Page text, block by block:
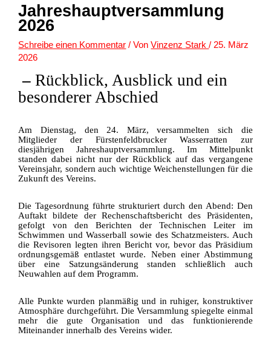
Jahreshauptversammlung
2026
Schreibe einen Kommentar / VonVinzenz Stark/ 25. März
2026
–Rückblick, Ausblick und ein
besonderer Abschied
Am Dienstag, den 24. März, versammelten sich die
Mitglieder der Fürstenfeldbrucker Wasserratten zur
diesjährigen Jahreshauptversammlung. Im Mittelpunkt
standen dabei nicht nur der Rückblick auf das vergangene
Vereinsjahr, sondern auch wichtige Weichenstellungen für die
Zukunft des Vereins.
Die Tagesordnung führte strukturiert durch den Abend: Den
Auftakt bildete der Rechenschaftsbericht des Präsidenten,
gefolgt von den Berichten der Technischen Leiter im
Schwimmen und Wasserball sowie des Schatzmeisters. Auch
die Revisoren legten ihren Bericht vor, bevor das Präsidium
ordnungsgemäß entlastet wurde. Neben einer Abstimmung
über eine Satzungsänderung standen schließlich auch
Neuwahlen auf dem Programm.
Alle Punkte wurden planmäßig und in ruhiger, konstruktiver
Atmosphäre durchgeführt. Die Versammlung spiegelte einmal
mehr die gute Organisation und das funktionierende
Miteinander innerhalb des Vereins wider.